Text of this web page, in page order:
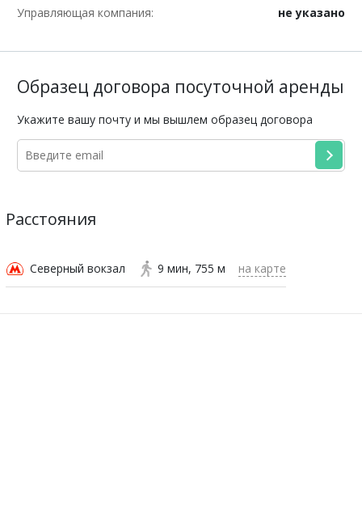
Управляющая компания:
не указано
Образец договора посуточной аренды
Укажите вашу почту и мы вышлем образец договора
Расстояния
Северный вокзал 9 мин 755 м на карте